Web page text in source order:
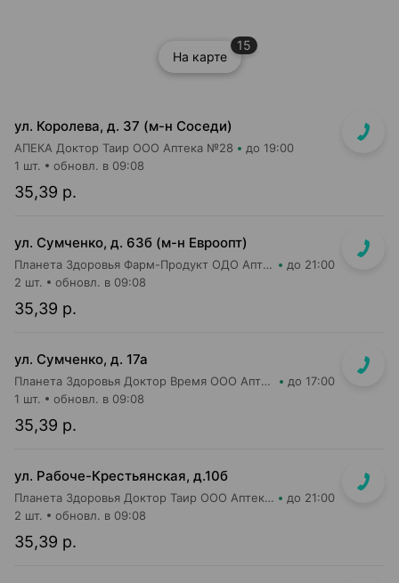
На карте
15
ул. Королева, д. 37 (м-н Соседи)
АПЕКА Доктор Таир ООО Аптека №28 до 19:00
35,39 р.
1 шт. обновл. в 09:08
ул. Сумченко, д. 63б (м-н Евроопт)
Планета Здоровья Фарм-Продукт ОДО Аптека №13 до 21:00
35,39 р.
2 шт. обновл. в 09:08
ул. Сумченко, д. 17а
Планета Здоровья Доктор Время ООО Аптека №42 до 17:00
35,39 р.
1 шт. обновл. в 09:08
ул. Рабоче-Крестьянская, д.10б
Планета Здоровья Доктор Таир ООО Аптека №29 до 21:00
35,39 р.
2 шт. обновл. в 09:08